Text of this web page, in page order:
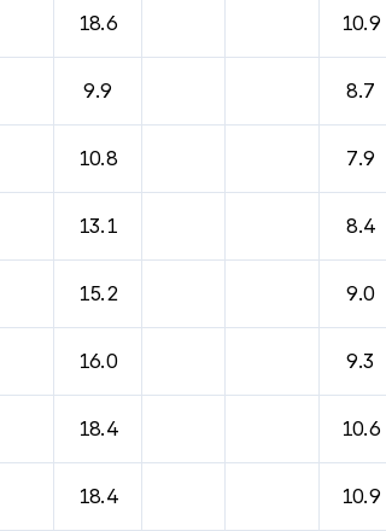
18.6 10.9
9.9 8.7
10.8 7.9
13.1 8.4
15.2 9.0
16.0 9.3
18.4 10.6
18.4 10.9